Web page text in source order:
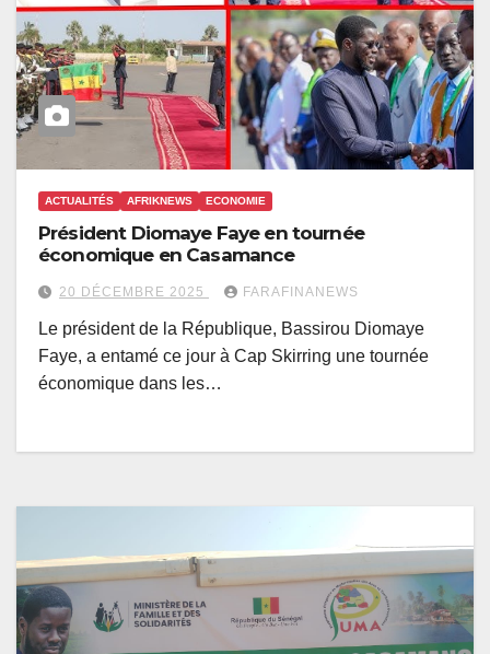
ACTUALITÉS AFRIKNEWS ECONOMIE
Président Diomaye Faye en tournée
économique en Casamance
20 DÉCEMBRE 2025 FARAFINANEWS
Le président de la République, Bassirou Diomaye
Faye, a entamé ce jour à Cap Skirring une tournée
économique dans les…